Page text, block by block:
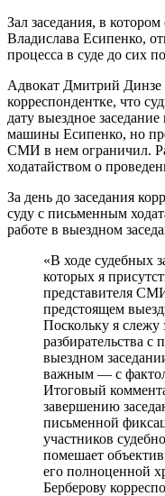
Зал заседания, в
Владислава Есипенко,
процесса в суде до сих
Адвокат Дмитрий Динзе
корреспондентке, что
дату выездное
машины Есипенко, но
СМИ в нем ограничил.
ходатайством о
За день до заседания
суду с письменным
работе в выездном
«В ходе судебных
которых я
представителя
предстоящем
Поскольку я слежу
разбирательства с
выездном
важным — с
Итоговый
завершению
письменной
участников
помешает
его полноценной
Берберову